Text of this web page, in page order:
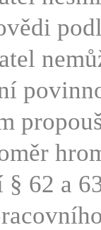
62 a